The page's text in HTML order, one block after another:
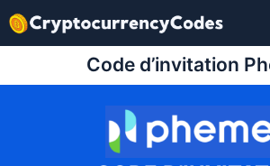
Aller
au
Code d’invitation